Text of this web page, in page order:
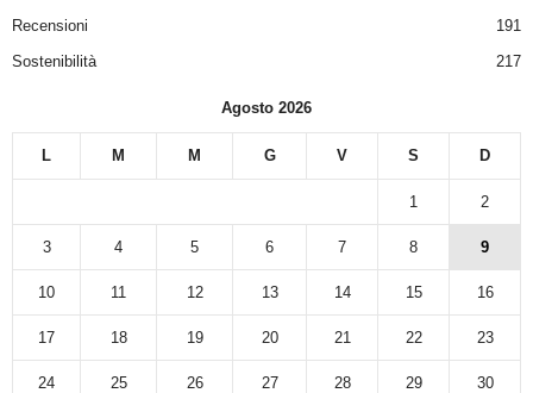
Recensioni
191
Sostenibilità
217
Agosto 2026
L M M G V S D
1 2
3 4 5 6 7 8 9
10 11 12 13 14 15 16
17 18 19 20 21 22 23
24 25 26 27 28 29 30